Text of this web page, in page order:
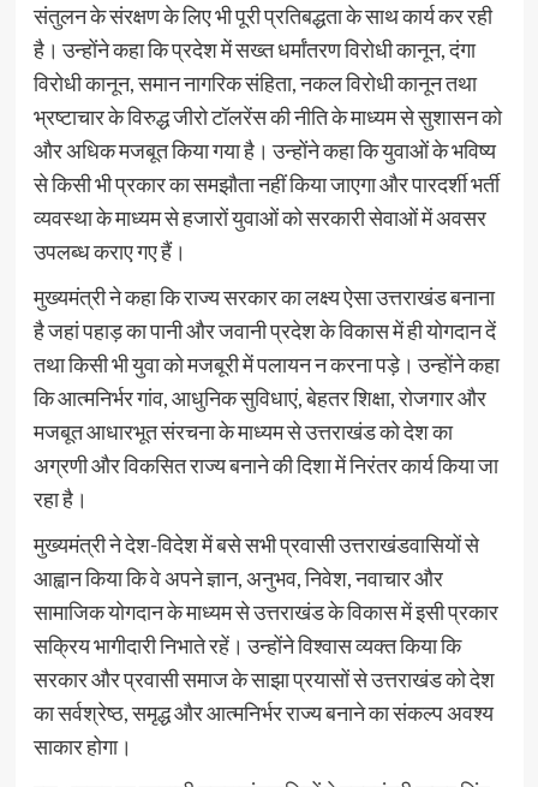
संतुलन के संरक्षण के लिए भी पूरी प्रतिबद्धता के साथ कार्य कर रही
है। उन्होंने कहा कि प्रदेश में सख्त धर्मांतरण विरोधी कानून, दंगा
विरोधी कानून, समान नागरिक संहिता, नकल विरोधी कानून तथा
भ्रष्टाचार के विरुद्ध जीरो टॉलरेंस की नीति के माध्यम से सुशासन को
और अधिक मजबूत किया गया है। उन्होंने कहा कि युवाओं के भविष्य
से किसी भी प्रकार का समझौता नहीं किया जाएगा और पारदर्शी भर्ती
व्यवस्था के माध्यम से हजारों युवाओं को सरकारी सेवाओं में अवसर
उपलब्ध कराए गए हैं।
मुख्यमंत्री ने कहा कि राज्य सरकार का लक्ष्य ऐसा उत्तराखंड बनाना
है जहां पहाड़ का पानी और जवानी प्रदेश के विकास में ही योगदान दें
तथा किसी भी युवा को मजबूरी में पलायन न करना पड़े। उन्होंने कहा
कि आत्मनिर्भर गांव, आधुनिक सुविधाएं, बेहतर शिक्षा, रोजगार और
मजबूत आधारभूत संरचना के माध्यम से उत्तराखंड को देश का
अग्रणी और विकसित राज्य बनाने की दिशा में निरंतर कार्य किया जा
रहा है।
मुख्यमंत्री ने देश-विदेश में बसे सभी प्रवासी उत्तराखंडवासियों से
आह्वान किया कि वे अपने ज्ञान, अनुभव, निवेश, नवाचार और
सामाजिक योगदान के माध्यम से उत्तराखंड के विकास में इसी प्रकार
सक्रिय भागीदारी निभाते रहें। उन्होंने विश्वास व्यक्त किया कि
सरकार और प्रवासी समाज के साझा प्रयासों से उत्तराखंड को देश
का सर्वश्रेष्ठ, समृद्ध और आत्मनिर्भर राज्य बनाने का संकल्प अवश्य
साकार होगा।